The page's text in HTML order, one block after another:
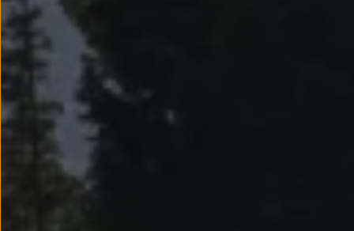
Recambios Volkswagen
Accesorios y merchandising
Transporte
Carga